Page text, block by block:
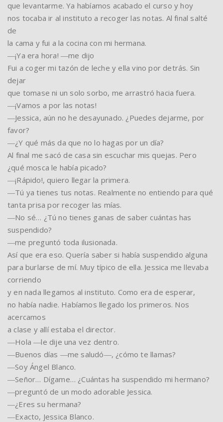
que levantarme. Ya habíamos acabado el curso y hoy
nos tocaba ir al instituto a recoger las notas. Al final salté
de
la cama y fui a la cocina con mi hermana.
―¡Ya era hora! ―me dijo
Fui a coger mi tazón de leche y ella vino por detrás. Sin
dejar
que tomase ni un solo sorbo, me arrastró hacia fuera.
―¡Vamos a por las notas!
―Jessica, aún no he desayunado. ¿Puedes dejarme, por
favor?
―¿Y qué más da que no lo hagas por un día?
Al final me sacó de casa sin escuchar mis quejas. Pero
¿qué mosca le había picado?
―¡Rápido!, quiero llegar la primera.
―Tú ya tienes tus notas. Realmente no entiendo para qué
tanta prisa por recoger las mías.
―No sé… ¿Tú no tienes ganas de saber cuántas has
suspendido?
―me preguntó toda ilusionada.
Así que era eso. Quería saber si había suspendido alguna
para burlarse de mí. Muy típico de ella. Jessica me llevaba
corriendo
y en nada llegamos al instituto. Como era de esperar,
no había nadie. Habíamos llegado los primeros. Nos
acercamos
a clase y allí estaba el director.
―Hola ―le dije una vez dentro.
―Buenos días ―me saludó―, ¿cómo te llamas?
―Soy Ángel Blanco.
―Señor… Dígame… ¿Cuántas ha suspendido mi hermano?
―preguntó de un modo adorable Jessica.
―¿Eres su hermana?
―Exacto, Jessica Blanco.